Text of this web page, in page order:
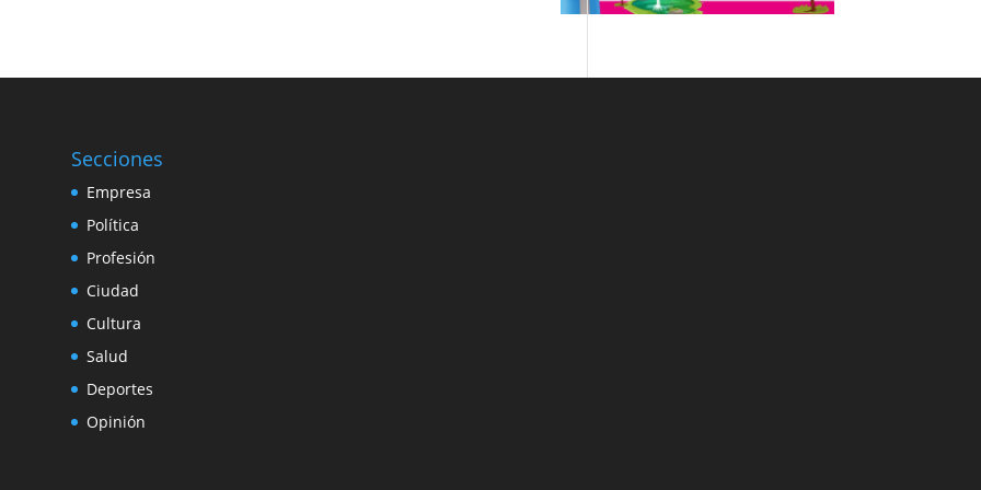
Secciones
Empresa
Política
Profesión
Ciudad
Cultura
Salud
Deportes
Opinión